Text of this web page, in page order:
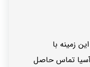
زمینه با
تماس حاصل